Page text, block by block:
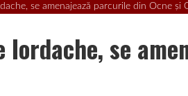
se amenajează parcurile din Ocne şi
se